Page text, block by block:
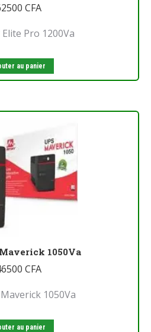
CFA
Pro 1200Va
au panier
1050Va
CFA
1050Va
au panier